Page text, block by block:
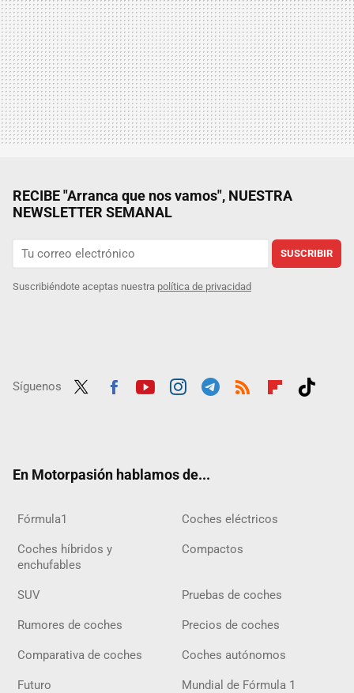
RECIBE "Arranca que nos vamos", NUESTRA
NEWSLETTER SEMANAL
SUSCRIBIR
Suscribiéndote aceptas nuestra política de privacidad
Síguenos
En Motorpasión hablamos de...
Fórmula1 Coches eléctricos
Coches híbridos y
enchufables
Compactos
SUV Pruebas de coches
Rumores de coches Precios de coches
Comparativa de coches Coches autónomos
Futuro Mundial de Fórmula 1